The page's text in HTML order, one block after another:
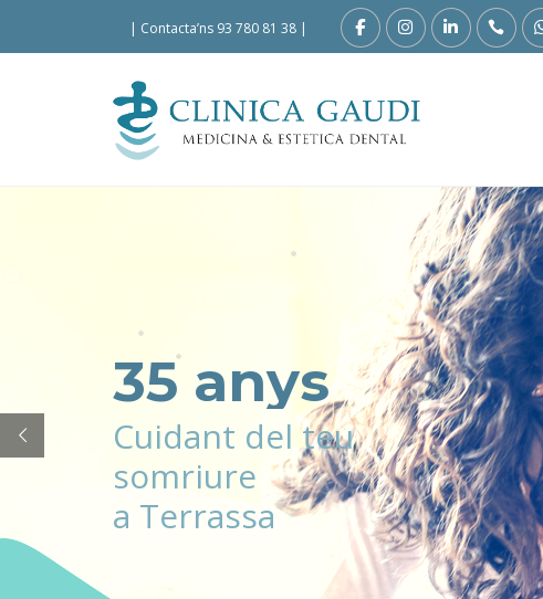
| Contacta’ns 93 780 81 38 |
35 anys
Cuidant del teu
somriure
a Terrassa